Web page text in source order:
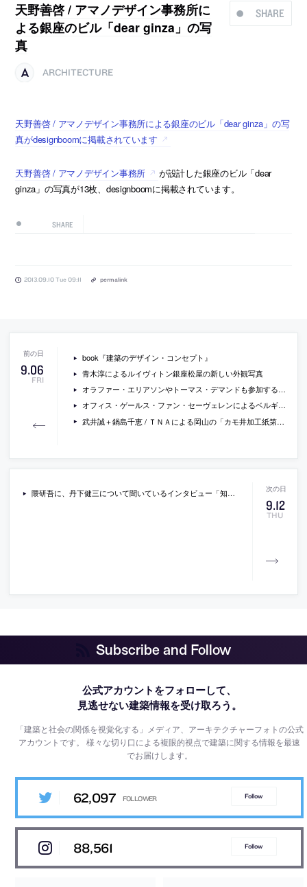
SHARE
天野善啓 / アマノデザイン事務所に
よる銀座のビル「dear ginza」の写
真
ARCHITECTURE
天野善啓 / アマノデザイン事務所による銀座のビル「dear ginza」の写
真がdesignboomに掲載されています
天野善啓 / アマノデザイン事務所
が設計した銀座のビル「dear
ginza」の写真が13枚、designboomに掲載されています。
SHARE
2013.09.10 Tue 09:11 permalink
9.06
FRI
book『建築のデザイン・コンセプト』
青木淳によるルイヴィトン銀座松屋の新しい外観写真
オラファー・エリアソンやトーマス・デマンドも参加する、ダグ・エイケンの最新プロジェクト「Station to Station」の紹介記事
オフィス・ゲールス・ファン・セーヴェレンによるベルギーの住宅「in and out of three houses」
武井誠＋鍋島千恵 / ＴＮＡによる岡山の「カモ井加工紙第二製造工場倉庫」の写真
9.12
THU
隈研吾に、丹下健三について聞いているインタビュー「知られざる丹下健三──海外プロジェクト・都市計画を中心に」
Subscribe and Follow
公式アカウントをフォローして、
見逃せない建築情報を受け取ろう。
「建築と社会の関係を視覚化する」メディア、アーキテクチャーフォトの公式
アカウントです。様々な切り口による複眼的視点で建築に関する情報を最速
でお届けします。
62,097 Follow
88,561 Follow